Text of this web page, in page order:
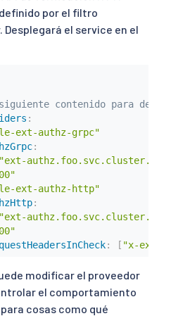
por el filtro
Desplegará el service en el
contenido para
:
ext-authz-grpc"
:
"ext-
ext-authz-http"
:
"ext-
: [ "x-ext-
modificar el proveedor
el comportamiento
para cosas como qué